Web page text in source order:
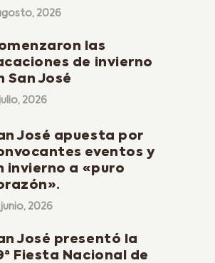
2026
las
de invierno
San José
2026
José apuesta por
eventos y
invierno a «puro
junio, 2026
José presentó la
Fiesta Nacional de